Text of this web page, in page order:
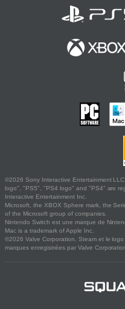
©2026 Sony Interactive Entertainment
logo", "PS5", "PS4 logo" and "PS4" are
Interactive Entertainment Inc.
Microsoft, the XBOX Sphere mark, the
of the Microsoft group of companies.
Nintendo Switch est une marque de
Mac is a trademark of Apple Inc.
©2026 Valve Corporation. Steam et le
marques enregistrées par Valve